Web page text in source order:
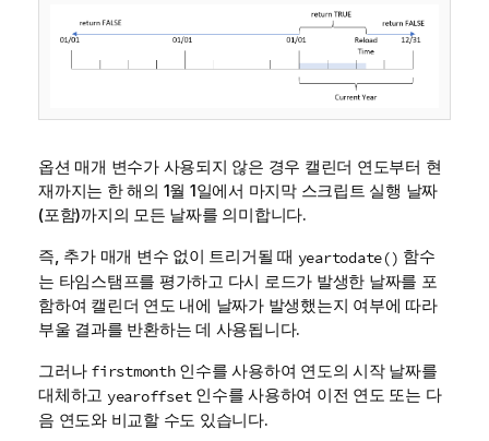
옵션 매개 변수가 사용되지 않은 경우 캘린더 연도부터 현
재까지는 한 해의 1월 1일에서 마지막 스크립트 실행 날짜
(포함)까지의 모든 날짜를 의미합니다.
즉, 추가 매개 변수 없이 트리거될 때 yeartodate() 함수
는 타임스탬프를 평가하고 다시 로드가 발생한 날짜를 포
함하여 캘린더 연도 내에 날짜가 발생했는지 여부에 따라
부울 결과를 반환하는 데 사용됩니다.
그러나 firstmonth인수를 사용하여 연도의 시작 날짜를
대체하고 yearoffset인수를 사용하여 이전 연도 또는 다
음 연도와 비교할 수도 있습니다.